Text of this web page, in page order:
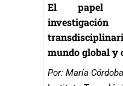
El papel
investigación
mundo global y
Por: María Córdoba